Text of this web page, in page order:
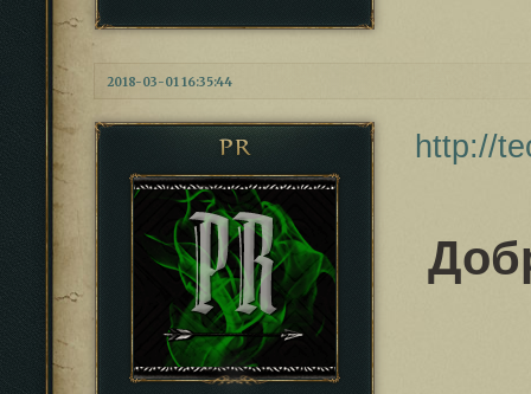
2018-03-01 16:35:44
PR http://